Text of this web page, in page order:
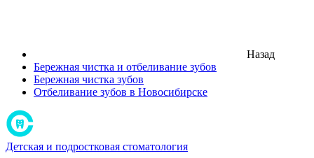
Назад
Бережная чистка и отбеливание зубов
Бережная чистка зубов
Отбеливание зубов в Новосибирске
Детская и подростковая стоматология